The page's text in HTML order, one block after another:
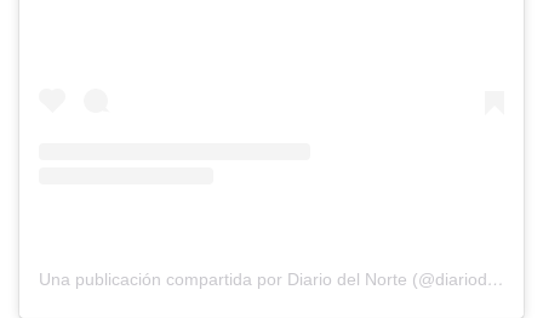
Una publicación compartida por Diario del Norte (@diariodelnorte)